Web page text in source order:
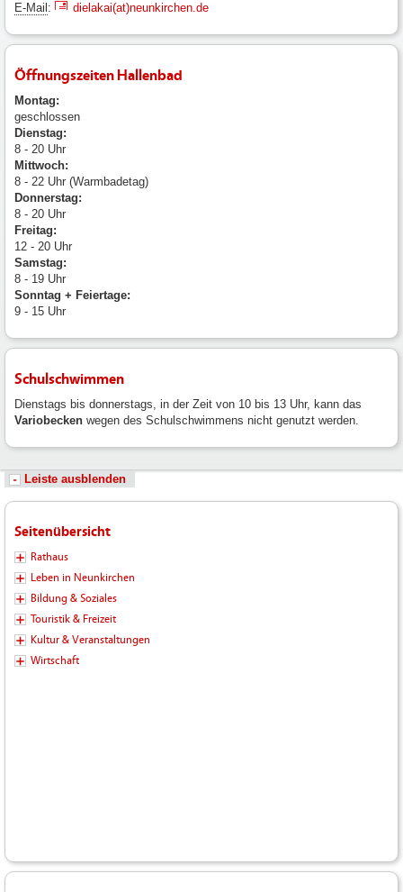
E-Mail : dielakai(at)neunkirchen.de
Öffnungszeiten Hallenbad
Montag:
geschlossen
Dienstag:
8 - 20 Uhr
Mittwoch:
8 - 22 Uhr (Warmbadetag)
Donnerstag:
8 - 20 Uhr
Freitag:
12 - 20 Uhr
Samstag:
8 - 19 Uhr
Sonntag + Feiertage:
9 - 15 Uhr
Schulschwimmen
Dienstags bis donnerstags, in der Zeit von 10 bis 13 Uhr, kann das
Variobecken wegen des Schulschwimmens nicht genutzt werden.
Leiste ausblenden
Seitenübersicht
Rathaus
Leben in Neunkirchen
Bildung & Soziales
Touristik & Freizeit
Kultur & Veranstaltungen
Wirtschaft